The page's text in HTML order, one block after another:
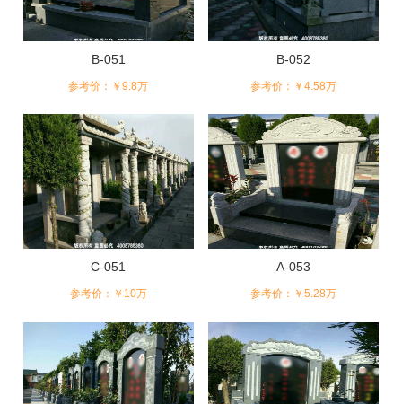
B-051
参考价：￥9.8万
B-052
参考价：￥4.58万
C-051
参考价：￥10万
A-053
参考价：￥5.28万